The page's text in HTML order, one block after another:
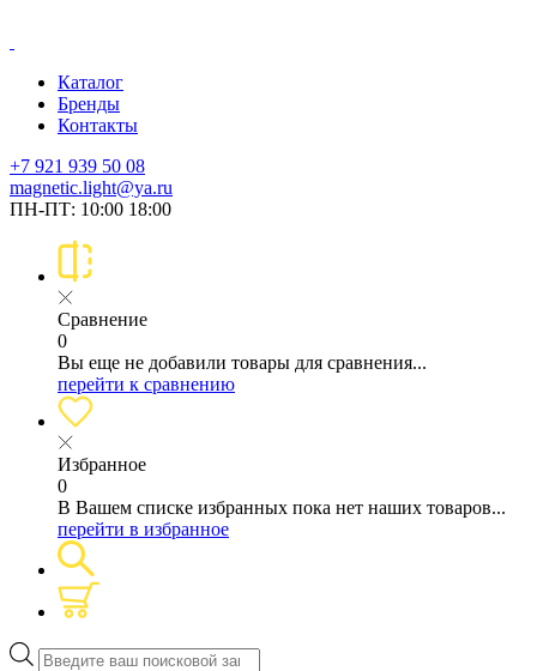
Каталог
Бренды
Контакты
+7 921 939 50 08
magnetic.light@ya.ru
ПН-ПТ: 10:00 18:00
Сравнение
0
Вы еще не добавили товары для сравнения...
перейти к сравнению
Избранное
0
В Вашем списке избранных пока нет наших товаров...
перейти в избранное
Поиск